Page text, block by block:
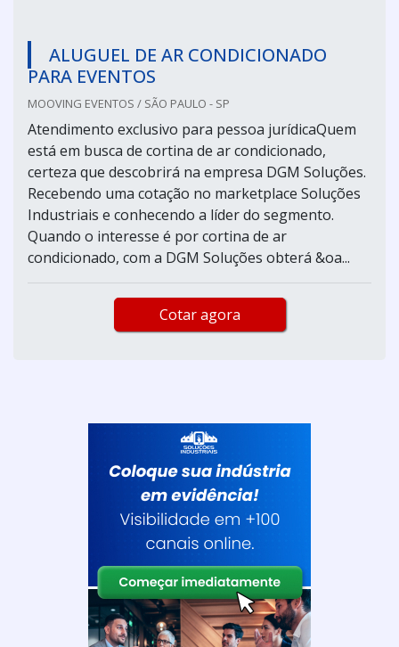
ALUGUEL DE AR CONDICIONADO
PARA EVENTOS
MOOVING EVENTOS / SÃO PAULO - SP
Atendimento exclusivo para pessoa jurídicaQuem
está em busca de cortina de ar condicionado,
certeza que descobrirá na empresa DGM Soluções.
Recebendo uma cotação no marketplace Soluções
Industriais e conhecendo a líder do segmento.
Quando o interesse é por cortina de ar
condicionado, com a DGM Soluções obterá &oa...
Cotar agora